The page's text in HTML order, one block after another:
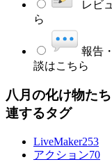
レビ
ら
報告
談はこちら
八月の化け物た
連するタグ
LiveMaker253
アクション70